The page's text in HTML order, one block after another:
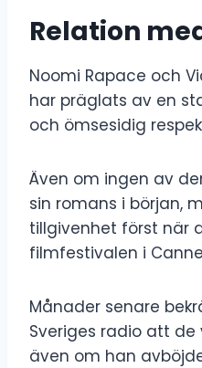
Relation
Noomi Rapace och
har präglats av en
och ömsesidig
Även om ingen av
sin romans i början,
tillgivenhet först när
filmfestivalen i
Månader senare
Sveriges radio att
även om han